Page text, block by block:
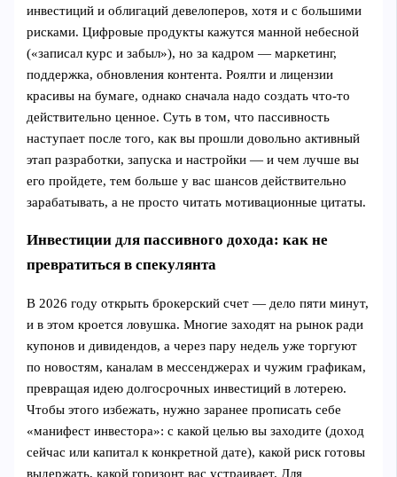
инвестиций и облигаций девелоперов, хотя и с большими
рисками. Цифровые продукты кажутся манной небесной
(«записал курс и забыл»), но за кадром — маркетинг,
поддержка, обновления контента. Роялти и лицензии
красивы на бумаге, однако сначала надо создать что-то
действительно ценное. Суть в том, что пассивность
наступает после того, как вы прошли довольно активный
этап разработки, запуска и настройки — и чем лучше вы
его пройдетe, тем больше у вас шансов действительно
зарабатывать, а не просто читать мотивационные цитаты.
Инвестиции для пассивного дохода: как не
превратиться в спекулянта
В 2026 году открыть брокерский счет — дело пяти минут,
и в этом кроется ловушка. Многие заходят на рынок ради
купонов и дивидендов, а через пару недель уже торгуют
по новостям, каналам в мессенджерах и чужим графикам,
превращая идею долгосрочных инвестиций в лотерею.
Чтобы этого избежать, нужно заранее прописать себе
«манифест инвестора»: с какой целью вы заходите (доход
сейчас или капитал к конкретной дате), какой риск готовы
выдержать, какой горизонт вас устраивает. Для